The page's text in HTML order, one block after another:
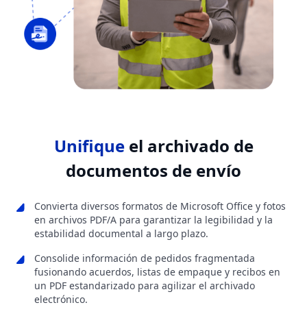
Unifiqueel archivado de
documentos de envío
Convierta diversos formatos de Microsoft Office y fotos
en archivos PDF/A para garantizar la legibilidad y la
estabilidad documental a largo plazo.
Consolide información de pedidos fragmentada
fusionando acuerdos, listas de empaque y recibos en
un PDF estandarizado para agilizar el archivado
electrónico.